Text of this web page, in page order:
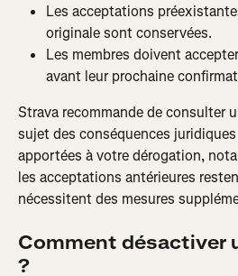
Les acceptations
originale sont conservées.
Les membres doivent
avant leur prochaine
Strava recommande de consulter
sujet des conséquences
apportées à votre dérogation,
les acceptations antérieures
nécessitent des mesures
Comment désactiver
?